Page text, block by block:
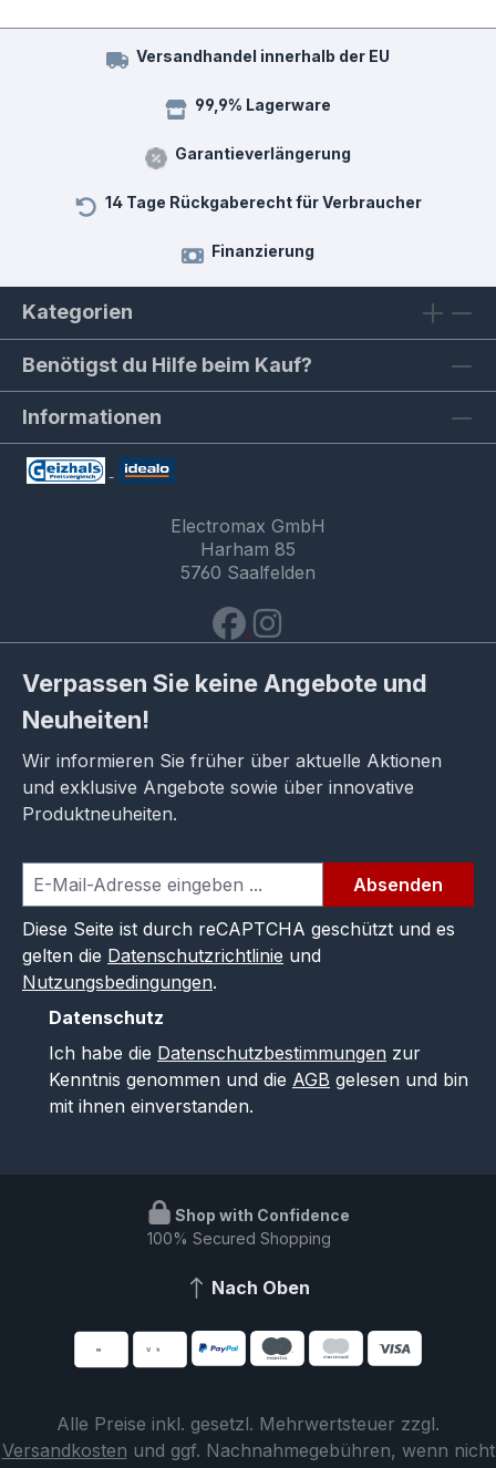
Versandhandel innerhalb der EU
99,9% Lagerware
Garantieverlängerung
14 Tage Rückgaberecht für Verbraucher
Finanzierung
Kategorien
Benötigst du Hilfe beim Kauf?
Informationen
Electromax GmbH
Harham 85
5760 Saalfelden
Verpassen Sie keine Angebote und
Neuheiten!
Wir informieren Sie früher über aktuelle Aktionen
und exklusive Angebote sowie über innovative
Produktneuheiten.
Absenden
Diese Seite ist durch reCAPTCHA geschützt und es
gelten die Datenschutzrichtlinie und
Nutzungsbedingungen.
Datenschutz
Ich habe die Datenschutzbestimmungen zur
Kenntnis genommen und die AGB gelesen und bin
mit ihnen einverstanden.
Shop with Confidence
100% Secured Shopping
Nach Oben
Alle Preise inkl. gesetzl. Mehrwertsteuer zzgl.
Versandkosten und ggf. Nachnahmegebühren, wenn nicht